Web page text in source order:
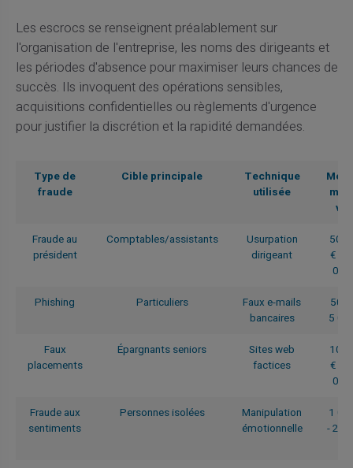
Les escrocs se renseignent préalablement sur
l'organisation de l'entreprise, les noms des dirigeants et
les périodes d'absence pour maximiser leurs chances de
succès. Ils invoquent des opérations sensibles,
acquisitions confidentielles ou règlements d'urgence
pour justifier la discrétion et la rapidité demandées.
Type de
fraude
Cible principale
Technique
utilisée
Fraude au
président
Comptables/assistants
Usurpation
dirigeant
50
€ -
Phishing
Particuliers
Faux e-mails
bancaires
500
5
Faux
placements
Épargnants seniors
Sites web
factices
10
€ -
Fraude aux
sentiments
Personnes isolées
Manipulation
émotionnelle
1
- 20